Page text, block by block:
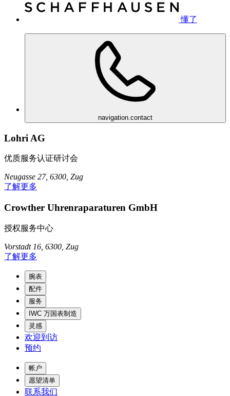
懂了
navigation.contact
Lohri AG
优质服务认证研讨会
Neugasse 27, 6300, Zug
了解更多
Crowther Uhrenraparaturen GmbH
授权服务中心
Vorstadt 16, 6300, Zug
了解更多
腕表
配件
服务
IWC 万国表制造
灵感
欢迎到访
预约
帐户
愿望清单
联系我们